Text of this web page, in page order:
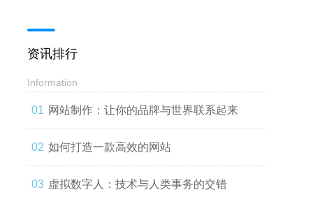
资讯排行
Information
网站制作：让你的品牌与世界联系起来
如何打造一款高效的网站
虚拟数字人：技术与人类事务的交错